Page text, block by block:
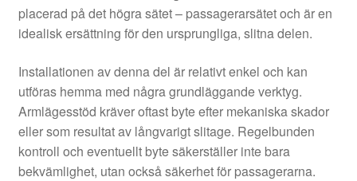
placerad på det högra sätet – passagerarsätet och är en
idealisk ersättning för den ursprungliga, slitna delen.
Installationen av denna del är relativt enkel och kan
utföras hemma med några grundläggande verktyg.
Armlägesstöd kräver oftast byte efter mekaniska skador
eller som resultat av långvarigt slitage. Regelbunden
kontroll och eventuellt byte säkerställer inte bara
bekvämlighet, utan också säkerhet för passagerarna.